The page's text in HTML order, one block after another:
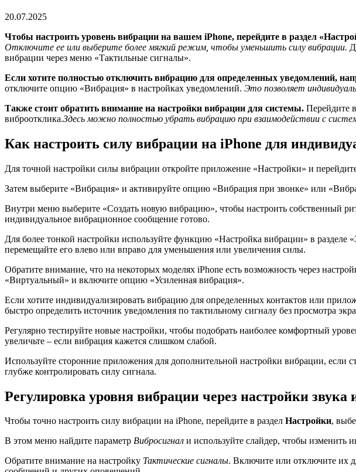
20.07.2025
Чтобы настроить уровень вибрации на вашем iPhone, перейдите в раздел
Отключите ее или выберите более мягкий режим, чтобы уменьшить силу вибрации.
вибрации через меню «Тактильные сигналы».
Если хотите полностью отключить вибрацию для определенных уведомлений,
отключите опцию «Вибрация» в настройках уведомлений. Это позволяет
Также стоит обратить внимание на настройки вибрации для системы. Перейдите
виброотклика.Здесь можно полностью убрать вибрацию при взаимодействии с
Как настроить силу вибрации на iPhone для
Для точной настройки силы вибрации откройте приложение «Настройки» и
Затем выберите «Вибрация» и активируйте опцию «Вибрация при звонке» или
Внутри меню выберите «Создать новую вибрацию», чтобы настроить собственный
индивидуальное вибрационное сообщение готово.
Для более тонкой настройки используйте функцию «Настройка вибрации» в
перемещайте его влево или вправо для уменьшения или увеличения силы.
Обратите внимание, что на некоторых моделях iPhone есть возможность через
«Виртуальный» и включите опцию «Усиленная вибрация».
Если хотите индивидуализировать вибрацию для определенных контактов или
быстро определить источник уведомления по тактильному сигналу без просмотра
Регулярно тестируйте новые настройки, чтобы подобрать наиболее комфортный
увеличьте – если вибрация кажется слишком слабой.
Используйте сторонние приложения для дополнительной настройки вибрации, если
глубже контролировать силу сигнала.
Регулировка уровня вибрации через настройки
Чтобы точно настроить силу вибрации на iPhone, перейдите в раздел Настройки,
В этом меню найдите параметр Вибросигнал и используйте слайдер, чтобы
Обратите внимание на настройку Тактические сигналы. Включите или отключите их